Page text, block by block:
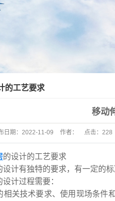
台
的工艺要求
移动
日期： 2022-11-09 作者： 点击： 228
的设计的工艺要求
设计有独特的要求，有一定的
计过程需要：
相关技术要求、使用现场条件